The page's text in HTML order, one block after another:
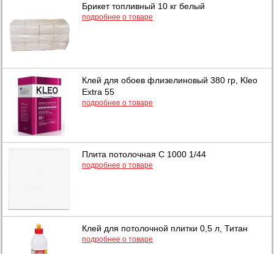
Брикет топливный 10 кг белый
подробнее о товаре
Клей для обоев флизелиновый 380 гр, Kleo
Extra 55
подробнее о товаре
Плита потолочная С 1000 1/44
подробнее о товаре
Клей для потолочной плитки 0,5 л, Титан
подробнее о товаре